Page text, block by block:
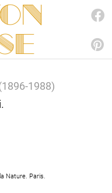
1988)
Nature. Paris.
Nature. Paris.